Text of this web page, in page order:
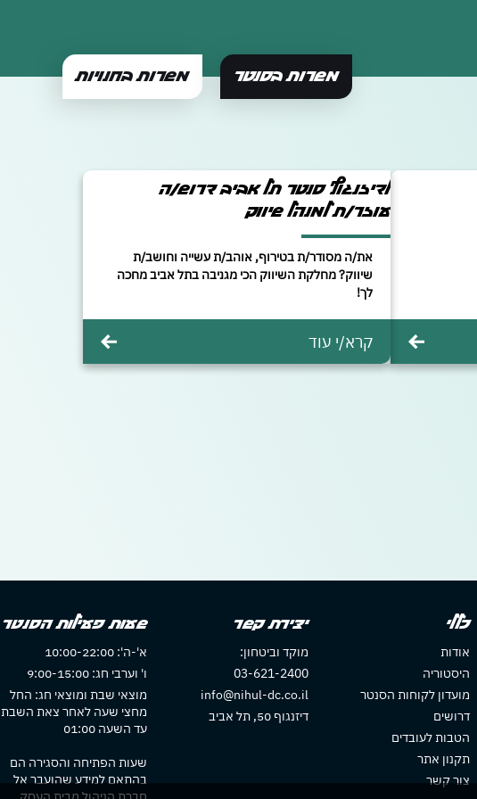
משרות בסנטר משרות בחנויות
לדיזנגוף סנטר תל אביב דרוש/ה
עוזר/ת למנהל שיווק
את/ה מסודר/ת בטירוף, אוהב/ת עשייה וחושב/ת
שיווק? מחלקת השיווק הכי מגניבה בתל אביב מחכה
לך!
קרא/י עוד
כללי
אודות
היסטוריה
מועדון לקוחות הסנטר
דרושים
הטבות לעובדים
תקנון אתר
צור קשר
יצירת קשר
מוקד וביטחון:
03-621-2400
info@nihul-dc.co.il
דיזנגוף 50, תל אביב
שעות פעילות הסנטר
א'-ה': 10:00-22:00
ו' וערבי חג: 9:00-15:00
מוצאי שבת ומוצאי חג: החל
מחצי שעה לאחר צאת השבת
עד השעה 01:00
שעות הפתיחה והסגירה הם
בהתאם למידע שהועבר אל